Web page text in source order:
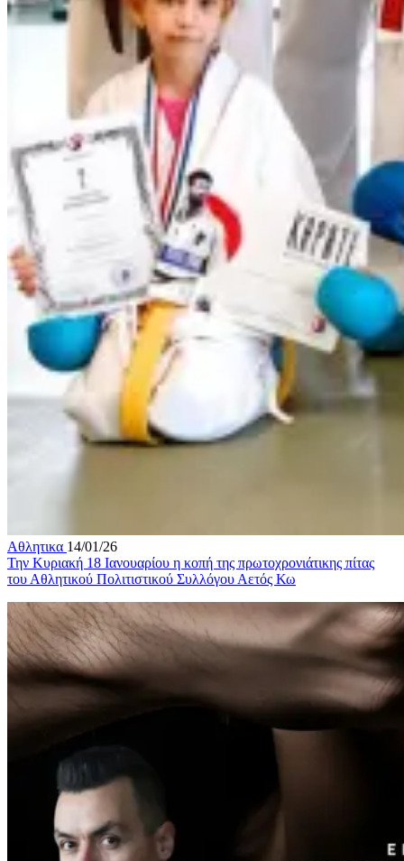
Αθλητικα 14/01/26
Την Κυριακή 18 Ιανουαρίου η κοπή της πρωτοχρονιάτικης πίτας
του Αθλητικού Πολιτιστικού Συλλόγου Αετός Κω